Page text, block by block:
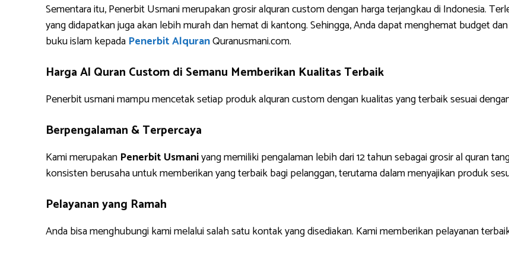
Sementara itu, Penerbit Usmani merupakan grosir alquran custom dengan harga terjangkau di Indonesia.
yang didapatkan juga akan lebih murah dan hemat di kantong. Sehingga, Anda dapat menghemat budget
buku islam kepada Penerbit AlquranQuranusmani.com.
Harga Al Quran Custom di Semanu Memberikan Kualitas Terbaik
Penerbit usmani mampu mencetak setiap produk alquran custom dengan kualitas yang terbaik sesuai
Berpengalaman & Terpercaya
Kami merupakan Penerbit Usmaniyang memiliki pengalaman lebih dari 12 tahun sebagai grosir al quran
konsisten berusaha untuk memberikan yang terbaik bagi pelanggan, terutama dalam menyajikan produk
Pelayanan yang Ramah
Anda bisa menghubungi kami melalui salah satu kontak yang disediakan. Kami memberikan pelayanan